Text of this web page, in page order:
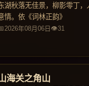
湖秋落无佳景，柳影零丁
情。依《词林正韵》
2026年08月06日 31
海关之角山